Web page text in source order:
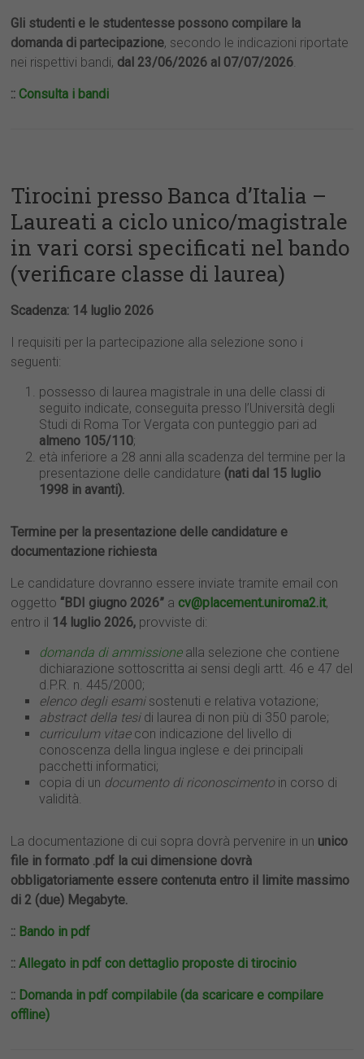
Gli studenti e le studentesse possono compilare la
domanda di partecipazione, secondo le indicazioni riportate
nei rispettivi bandi, dal 23/06/2026 al 07/07/2026.
::Consulta i bandi
Tirocini presso Banca d’Italia –
Laureati a ciclo unico/magistrale
in vari corsi specificati nel bando
(verificare classe di laurea)
Scadenza: 14 luglio 2026
I requisiti per la partecipazione alla selezione sono i
seguenti:
possesso di laurea magistrale in una delle classi di
seguito indicate, conseguita presso l’Università degli
Studi di Roma Tor Vergata con punteggio pari ad
almeno 105/110;
età inferiore a 28 anni alla scadenza del termine per la
presentazione delle candidature (nati dal 15 luglio
1998 in avanti).
Termine per la presentazione delle candidature e
documentazione richiesta
Le candidature dovranno essere inviate tramite email con
oggetto “BDI giugno 2026” a cv@placement.uniroma2.it,
entro il 14 luglio 2026, provviste di:
domanda di ammissionealla selezione che contiene
dichiarazione sottoscritta ai sensi degli artt. 46 e 47 del
d.P.R. n. 445/2000;
elenco degli esamisostenuti e relativa votazione;
abstract della tesidi laurea di non più di 350 parole;
curriculum vitaecon indicazione del livello di
conoscenza della lingua inglese e dei principali
pacchetti informatici;
copia di un documento di riconoscimentoin corso di
validità.
La documentazione di cui sopra dovrà pervenire in un unico
file in formato .pdf la cui dimensione dovrà
obbligatoriamente essere contenuta entro il limite massimo
di 2 (due) Megabyte.
:: Bando in pdf
:: Allegato in pdf con dettaglio proposte di tirocinio
:: Domanda in pdf compilabile (da scaricare e compilare
offline)